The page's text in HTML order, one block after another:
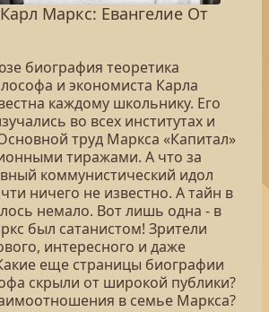
Маркс: Евангелие От
биография теоретика
и экономиста Карла
каждому школьнику. Его
во всех институтах и
труд Маркса «Капитал»
тиражами. А что за
коммунистический идол
ничего не известно. А тайн в
немало. Вот лишь одна - в
был сатанистом! Зрители
интересного и даже
еще страницы биографии
скрыли от широкой публики?
в семье Маркса?